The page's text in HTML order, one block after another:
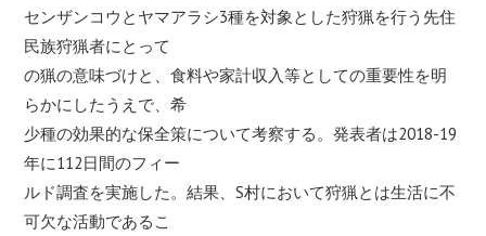
センザンコウとヤマアラシ3種を対象とした狩猟を行う先住
民族狩猟者にとって
の猟の意味づけと、食料や家計収入等としての重要性を明
らかにしたうえで、希
少種の効果的な保全策について考察する。発表者は2018-19
年に112日間のフィー
ルド調査を実施した。結果、S村において狩猟とは生活に不
可欠な活動であるこ